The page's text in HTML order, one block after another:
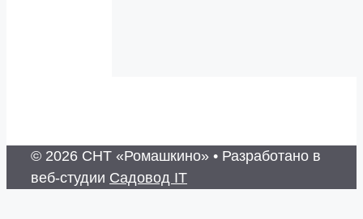
© 2026 СНТ «Ромашкино» • Разработано в
веб-студии Садовод IT